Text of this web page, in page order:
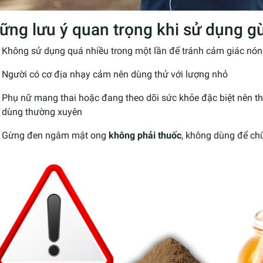
lưu ý quan trọng khi sử dụng
Không sử dụng quá nhiều trong một lần để tránh cảm giác
Người có cơ địa nhạy cảm nên dùng thử với lượng nhỏ
Phụ nữ mang thai hoặc đang theo dõi sức khỏe đặc biệt nên
dùng thường xuyên
Gừng đen ngâm mật ong không phải thuốc, không dùng để